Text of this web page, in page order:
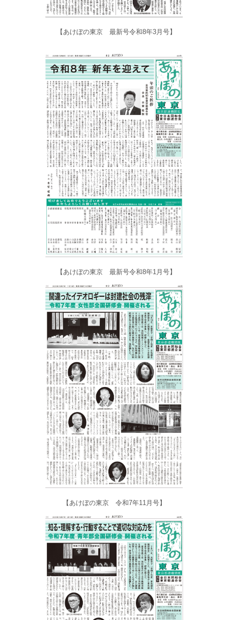
【あけぼの東京 最新号令和8年3月号】
【あけぼの東京 最新号令和8年1月号】
【あけぼの東京 令和7年11月号】